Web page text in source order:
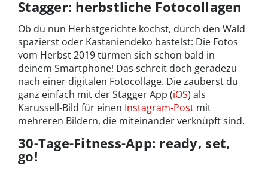
Stagger: herbstliche Fotocollagen
Ob du nun Herbstgerichte kochst, durch den Wald
spazierst oder Kastaniendeko bastelst: Die Fotos
vom Herbst 2019 türmen sich schon bald in
deinem Smartphone! Das schreit doch geradezu
nach einer digitalen Fotocollage. Die zauberst du
ganz einfach mit der Stagger App (iOS) als
Karussell-Bild für einen Instagram-Post mit
mehreren Bildern, die miteinander verknüpft sind.
30-Tage-Fitness-App: ready, set,
go!